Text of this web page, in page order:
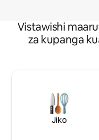
Vistawishi
za kupanga
Jiko